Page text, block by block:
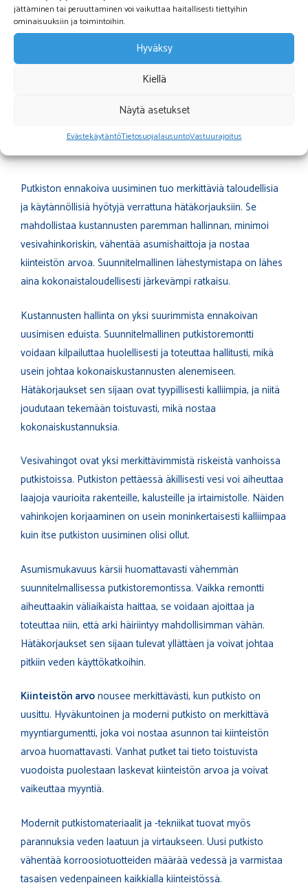
jättäminen tai peruuttaminen voi vaikuttaa haitallisesti tiettyihin
ominaisuuksiin ja toimintoihin.
Hyväksy
Kiellä
Näytä asetukset
EvästekäytäntöTietosuojalausuntoVastuurajoitus
jäljellä olevasta käyttöiästä sekä uusimistarpeesta. Voit
yhteyttä ammattilaisiinsaadaksesi luotettavan arvion
ennakoiva uusiminen tuo
verrattuna hätäkorjauksiin?
Putkiston ennakoiva uusiminen tuo merkittäviä taloudellisia
ja käytännöllisiä hyötyjä verrattuna hätäkorjauksiin. Se
mahdollistaa kustannusten paremman hallinnan, minimoi
vesivahinkoriskin, vähentää asumishaittoja ja nostaa
kiinteistön arvoa. Suunnitelmallinen lähestymistapa on lähes
aina kokonaistaloudellisesti järkevämpi ratkaisu.
Kustannusten hallinta on yksi suurimmista ennakoivan
uusimisen eduista. Suunnitelmallinen putkistoremontti
voidaan kilpailuttaa huolellisesti ja toteuttaa hallitusti, mikä
usein johtaa kokonaiskustannusten alenemiseen.
Hätäkorjaukset sen sijaan ovat tyypillisesti kalliimpia, ja niitä
joudutaan tekemään toistuvasti, mikä nostaa
kokonaiskustannuksia.
Vesivahingot ovat yksi merkittävimmistä riskeistä vanhoissa
putkistoissa. Putkiston pettäessä äkillisesti vesi voi aiheuttaa
laajoja vaurioita rakenteille, kalusteille ja irtaimistolle. Näiden
vahinkojen korjaaminen on usein moninkertaisesti kalliimpaa
kuin itse putkiston uusiminen olisi ollut.
Asumismukavuus kärsii huomattavasti vähemmän
suunnitelmallisessa putkistoremontissa. Vaikka remontti
aiheuttaakin väliaikaista haittaa, se voidaan ajoittaa ja
toteuttaa niin, että arki häiriintyy mahdollisimman vähän.
Hätäkorjaukset sen sijaan tulevat yllättäen ja voivat johtaa
pitkiin veden käyttökatkoihin.
Kiinteistön arvonousee merkittävästi, kun putkisto on
uusittu. Hyväkuntoinen ja moderni putkisto on merkittävä
myyntiargumentti, joka voi nostaa asunnon tai kiinteistön
arvoa huomattavasti. Vanhat putket tai tieto toistuvista
vuodoista puolestaan laskevat kiinteistön arvoa ja voivat
vaikeuttaa myyntiä.
Modernit putkistomateriaalit ja -tekniikat tuovat myös
parannuksia veden laatuun ja virtaukseen. Uusi putkisto
vähentää korroosiotuotteiden määrää vedessä ja varmistaa
tasaisen vedenpaineen kaikkialla kiinteistössä.